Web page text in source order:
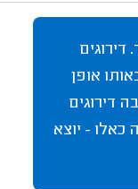
אופן
דירוגים
כאלו - יוצא